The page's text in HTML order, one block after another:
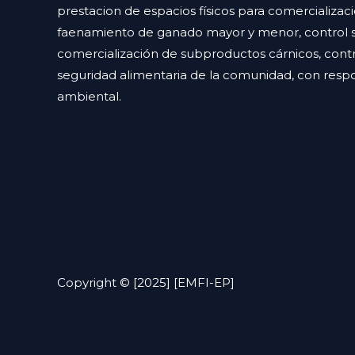
prestacion de espacios físicos para
faenamiento de ganado mayor y menor, control
comercialización de subproductos cárnicos,
seguridad alimentaria de la comunidad, con
ambiental.
Copyright © [2025] [EMFI-EP]